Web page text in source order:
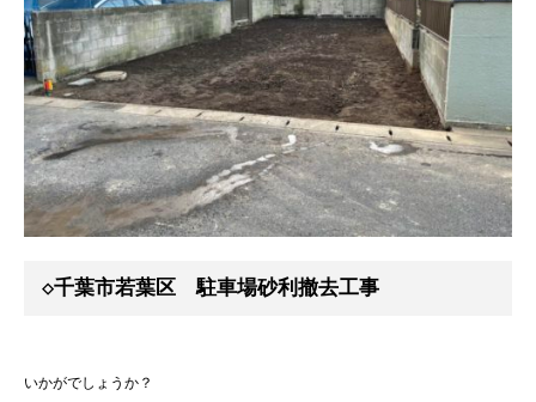
◇千葉市若葉区 駐車場砂利撤去工事
いかがでしょうか？